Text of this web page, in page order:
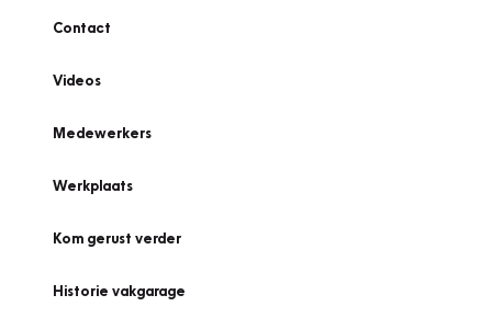
Contact
Videos
Medewerkers
Werkplaats
Kom gerust verder
Historie vakgarage